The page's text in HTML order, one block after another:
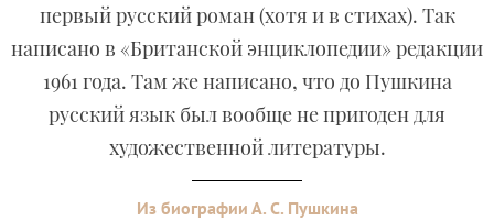
первый русский роман (хотя и в стихах). Так
написано в «Британской энциклопедии» редакции
1961 года. Там же написано, что до Пушкина
русский язык был вообще не пригоден для
художественной литературы.
Из биографии А. С. Пушкина